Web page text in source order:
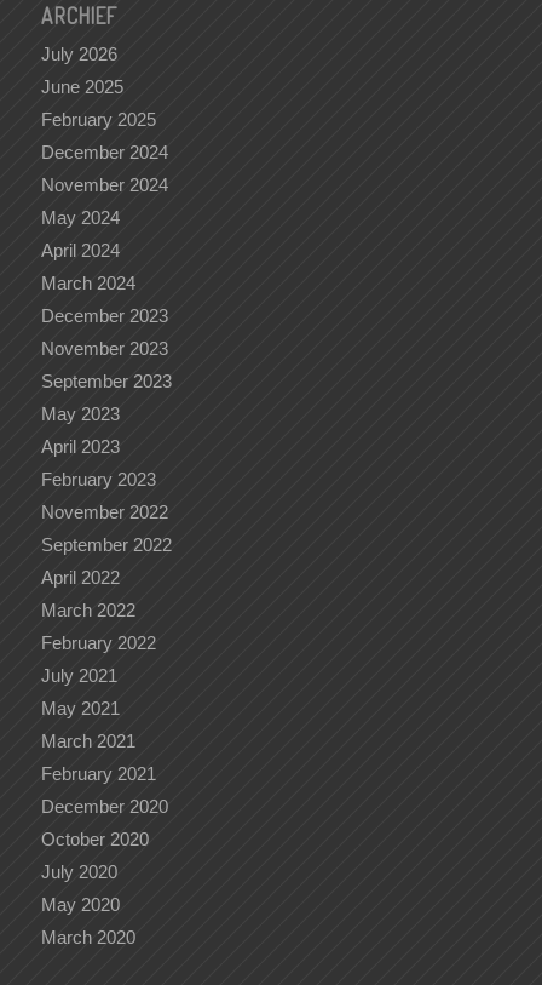
ARCHIEF
July 2026
June 2025
February 2025
December 2024
November 2024
May 2024
April 2024
March 2024
December 2023
November 2023
September 2023
May 2023
April 2023
February 2023
November 2022
September 2022
April 2022
March 2022
February 2022
July 2021
May 2021
March 2021
February 2021
December 2020
October 2020
July 2020
May 2020
March 2020